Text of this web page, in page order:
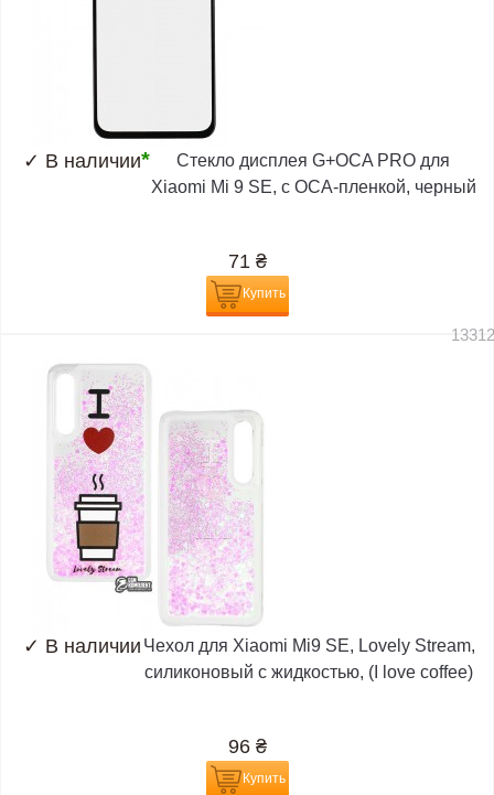
✓ В наличии*
Стекло дисплея G+OCA PRO для
Xiaomi Mi 9 SE, с ОСА-пленкой, черный
71 ₴
Купить
✓ В наличии Чехол для Xiaomi Mi9 SE, Lovely Stream,
силиконовый с жидкостью, (I love coffee)
96 ₴
Купить